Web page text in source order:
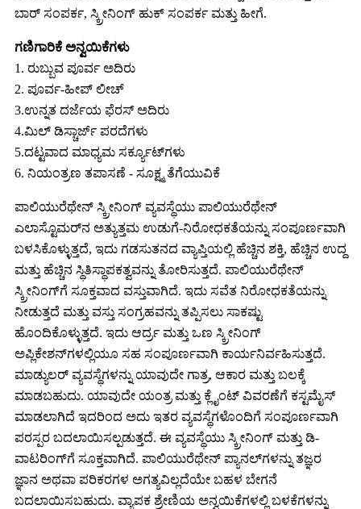
ಬಾರ್ ಸಂಪರ್ಕ, ಸ್ಕ್ರೀನಿಂಗ್ ಹುಕ್ ಸಂಪರ್ಕ ಮತ್ತು ಹೀಗೆ.
ಗಣಿಗಾರಿಕೆ ಅನ್ವಯಿಕೆಗಳು
1. ರುಬ್ಬುವ ಪೂರ್ವ ಅದಿರು
2. ಪೂರ್ವ-ಹೀಪ್ ಲೀಚ್
3.ಉನ್ನತ ದರ್ಜೆಯ ಫೆರಸ್ ಅದಿರು
4.ಮಿಲ್ ಡಿಸ್ಚಾರ್ಜ್ ಪರದೆಗಳು
5.ದಟ್ಟವಾದ ಮಾಧ್ಯಮ ಸರ್ಕ್ಯೂಟ್‌ಗಳು
6. ನಿಯಂತ್ರಣ ತಪಾಸಣೆ - ಸೂಕ್ಷ್ಮ ತೆಗೆಯುವಿಕೆ
ಪಾಲಿಯುರೆಥೇನ್ ಸ್ಕ್ರೀನಿಂಗ್ ವ್ಯವಸ್ಥೆಯು ಪಾಲಿಯುರೆಥೇನ್
ಎಲಾಸ್ಟೊಮರ್‌ನ ಅತ್ಯುತ್ತಮ ಉಡುಗೆ-ನಿರೋಧಕತೆಯನ್ನು ಸಂಪೂರ್ಣವಾಗಿ
ಬಳಸಿಕೊಳ್ಳುತ್ತದೆ, ಇದು ಗಡಸುತನದ ವ್ಯಾಪ್ತಿಯಲ್ಲಿ ಹೆಚ್ಚಿನ ಶಕ್ತಿ, ಹೆಚ್ಚಿನ ಉದ್ದ
ಮತ್ತು ಹೆಚ್ಚಿನ ಸ್ಥಿತಿಸ್ಥಾಪಕತ್ವವನ್ನು ತೋರಿಸುತ್ತದೆ. ಪಾಲಿಯುರೆಥೇನ್
ಸ್ಕ್ರೀನಿಂಗ್‌ಗೆ ಸೂಕ್ತವಾದ ವಸ್ತುವಾಗಿದೆ. ಇದು ಸವೆತ ನಿರೋಧಕತೆಯನ್ನು
ನೀಡುತ್ತದೆ ಮತ್ತು ವಸ್ತು ಸಂಗ್ರಹವನ್ನು ತಪ್ಪಿಸಲು ಸಾಕಷ್ಟು
ಹೊಂದಿಕೊಳ್ಳುತ್ತದೆ. ಇದು ಆರ್ದ್ರ ಮತ್ತು ಒಣ ಸ್ಕ್ರೀನಿಂಗ್
ಅಪ್ಲಿಕೇಶನ್‌ಗಳಲ್ಲಿಯೂ ಸಹ ಸಂಪೂರ್ಣವಾಗಿ ಕಾರ್ಯನಿರ್ವಹಿಸುತ್ತದೆ.
ಮಾಡ್ಯುಲರ್ ವ್ಯವಸ್ಥೆಗಳನ್ನು ಯಾವುದೇ ಗಾತ್ರ, ಆಕಾರ ಮತ್ತು ಬಲಕ್ಕೆ
ಮಾಡಬಹುದು. ಯಾವುದೇ ಯಂತ್ರ ಮತ್ತು ಕ್ಲೈಂಟ್ ವಿವರಣೆಗೆ ಕಸ್ಟಮೈಸ್
ಮಾಡಲಾಗಿದೆ ಇದರಿಂದ ಅದು ಇತರ ವ್ಯವಸ್ಥೆಗಳೊಂದಿಗೆ ಸಂಪೂರ್ಣವಾಗಿ
ಪರಸ್ಪರ ಬದಲಾಯಿಸಲ್ಪಡುತ್ತದೆ. ಈ ವ್ಯವಸ್ಥೆಯು ಸ್ಕ್ರೀನಿಂಗ್ ಮತ್ತು ಡಿ-
ವಾಟರಿಂಗ್‌ಗೆ ಸೂಕ್ತವಾಗಿದೆ. ಪಾಲಿಯುರೆಥೇನ್ ಪ್ಯಾನಲ್‌ಗಳನ್ನು ತಜ್ಞರ
ಜ್ಞಾನ ಅಥವಾ ಪರಿಕರಗಳ ಅಗತ್ಯವಿಲ್ಲದೆಯೇ ಬಹಳ ಬೇಗನೆ
ಬದಲಾಯಿಸಬಹುದು. ವ್ಯಾಪಕ ಶ್ರೇಣಿಯ ಅನ್ವಯಿಕೆಗಳಲ್ಲಿ ಬಳಕೆಗಳನ್ನು